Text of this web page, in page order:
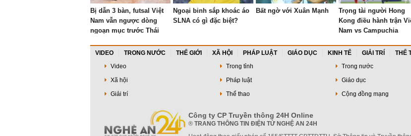
Bị dẫn 3 bàn, futsal Việt
Nam vẫn ngược dòng
ngoạn mục trước Thái
Ngoại binh sắp khoác áo
SLNA có gì đặc biệt?
Bất ngờ với Xuân Mạnh
Trọng tài người Hong
Kong điều hành trận
Nam vs Campuchia
VIDEO TRONG NƯỚC THẾ GIỚI XÃ HỘI PHÁP LUẬT GIÁO DỤC KINH TẾ GIẢI TRÍ THỂ
Video
Trong tỉnh Trong nước
Xã hội
Pháp luật Giáo dục
Giải trí
Thể thao Cộng đồng mạng
Công ty CP Truyền thông 24H Online
® TRANG THÔNG TIN ĐIỆN TỬ NGHỆ AN 24H